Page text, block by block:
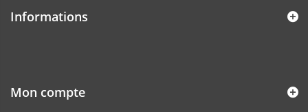
Informations
Mon compte